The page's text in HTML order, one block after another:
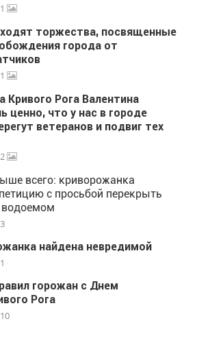
1
торжества, посвященные
города от
1
Кривого Рога Валентина
ценно, что у нас в городе
ветеранов и подвиг тех
2
всего: криворожанка
с просьбой перекрыть
водоемом
3
найдена невредимой
1
горожан с Днем
Рога
10